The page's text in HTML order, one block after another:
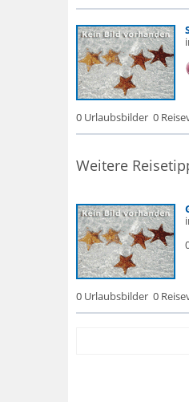
0 Urlaubsbilder 0
Weitere
0 Urlaubsbilder 0